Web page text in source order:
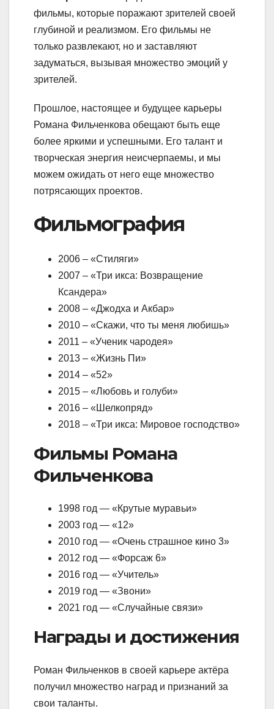
фильмы, которые поражают зрителей своей
глубиной и реализмом. Его фильмы не
только развлекают, но и заставляют
задуматься, вызывая множество эмоций у
зрителей.
Прошлое, настоящее и будущее карьеры
Романа Фильченкова обещают быть еще
более яркими и успешными. Его талант и
творческая энергия неисчерпаемы, и мы
можем ожидать от него еще множество
потрясающих проектов.
Фильмография
2006 – «Стиляги»
2007 – «Три икса: Возвращение
Ксандера»
2008 – «Джодха и Акбар»
2010 – «Скажи, что ты меня любишь»
2011 – «Ученик чародея»
2013 – «Жизнь Пи»
2014 – «52»
2015 – «Любовь и голуби»
2016 – «Шелкопряд»
2018 – «Три икса: Мировое господство»
Фильмы Романа
Фильченкова
1998 год — «Крутые муравьи»
2003 год — «12»
2010 год — «Очень страшное кино 3»
2012 год — «Форсаж 6»
2016 год — «Учитель»
2019 год — «Звони»
2021 год — «Случайные связи»
Награды и достижения
Роман Фильченков в своей карьере актёра
получил множество наград и признаний за
свои таланты.